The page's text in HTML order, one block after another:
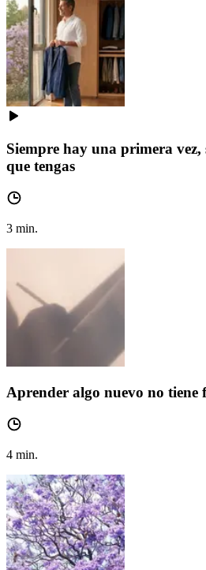
Siempre hay una primera
que tengas
3 min.
Aprender algo nuevo no tiene
4 min.